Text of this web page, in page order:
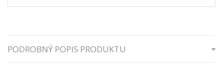
PODROBNÝ POPIS PRODUKTU